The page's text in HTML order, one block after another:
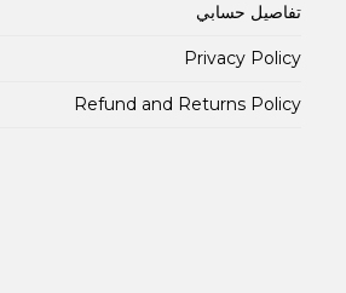
تفاصيل حسابي
Privacy Policy
Refund and Returns Policy